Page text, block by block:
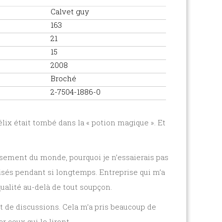
Calvet guy
163
21
15
2008
Broché
2-7504-1886-0
était tombé dans la « potion magique ». Et
du monde, pourquoi je n’essaierais pas
pendant si longtemps. Entreprise qui m’a
au-delà de tout soupçon.
discussions. Cela m’a pris beaucoup de